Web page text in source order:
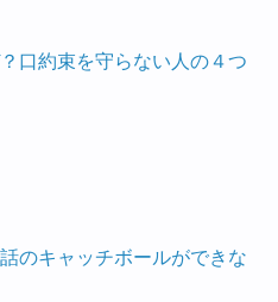
口約束を守らない人の４つ
のキャッチボールができな